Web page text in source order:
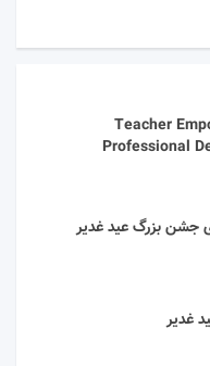
Teacher
Professional
جشن بزرگ عید غدیر
غدیر